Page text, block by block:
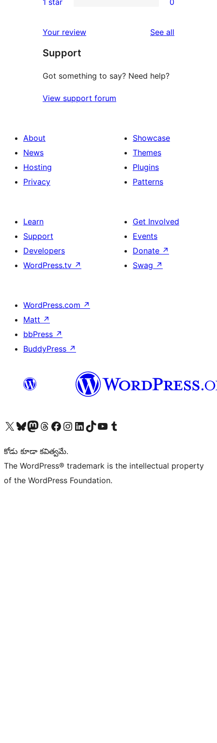
reviews
star
2-
reviews
star
reviews
Your review See all
Support
Got something to say? Need help?
View support forum
About
News
Hosting
Privacy
Showcase
Themes
Plugins
Patterns
Learn
Support
Developers
WordPress.tv ↗
Get Involved
Events
Donate ↗
Swag ↗
WordPress.com ↗
Matt ↗
bbPress ↗
BuddyPress ↗
Visit our X (formerly Twitter) account
Visit our Bluesky account
Visit our Mastodon account
Visit our Threads account
Visit our Facebook page
Visit our Instagram account
Visit our LinkedIn account
Visit our TikTok account
Visit our YouTube channel
Visit our Tumblr account
కోడు కూడా కవిత్వమే.
The WordPress® trademark is the intellectual property
of the WordPress Foundation.